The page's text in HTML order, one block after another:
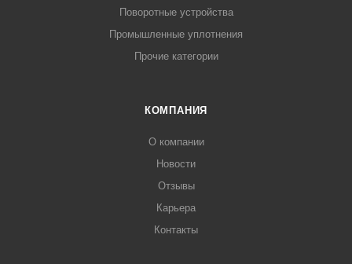
Поворотные устройства
Промышленные уплотнения
Прочие категории
КОМПАНИЯ
О компании
Новости
Отзывы
Карьера
Контакты